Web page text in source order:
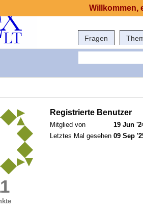
Fragen
Registrierte Benutzer
Mitglied von
19 Jun
Letztes Mal gesehen 09 Sep
Willkommen,